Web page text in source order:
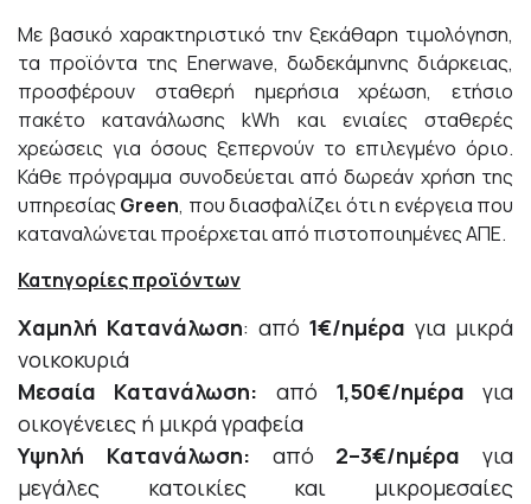
Με βασικό χαρακτηριστικό την ξεκάθαρη τιμολόγηση,
τα προϊόντα της Enerwave, δωδεκάμηνης διάρκειας,
προσφέρουν σταθερή ημερήσια χρέωση, ετήσιο
πακέτο κατανάλωσης kWh και ενιαίες σταθερές
χρεώσεις για όσους ξεπερνούν το επιλεγμένο όριο.
Κάθε πρόγραμμα συνοδεύεται από δωρεάν χρήση της
υπηρεσίας Green, που διασφαλίζει ότι η ενέργεια που
καταναλώνεται προέρχεται από πιστοποιημένες ΑΠΕ.
Κατηγορίες προϊόντων
Χαμηλή Κατανάλωση: από 1€/ημέρα για μικρά
νοικοκυριά
Μεσαία Κατανάλωση: από 1,50€/ημέρα για
οικογένειες ή μικρά γραφεία
Υψηλή Κατανάλωση: από 2–3€/ημέρα για
μεγάλες κατοικίες και μικρομεσαίες